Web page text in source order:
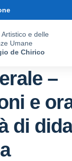
Artistico e delle
Umane
de Chirico
–
e
di